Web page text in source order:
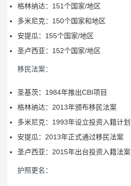
格林纳达：151个国家/地区
多米尼克：150个国家和地区
安提瓜：155个国家/地区
圣卢西亚：152个国家/地区
移民法案：
圣基茨：1984年推出CBI项目
格林纳达：2013年颁布移民法案
多米尼克：1993年设立投资入籍计划
安提瓜：2013年正式通过移民法案
圣卢西亚：2015年出台投资入籍法案
护照更名：